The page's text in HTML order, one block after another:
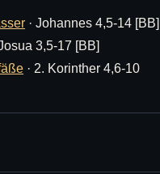
· Johannes 4,5-14 [BB]
3,5-17 [BB]
· 2. Korinther 4,6-10